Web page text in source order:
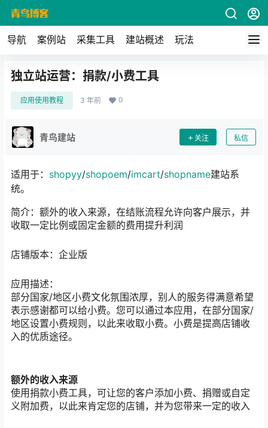
导航 案例站 采集工具 建站概述 玩法
独立站运营：捐款/小费工具
应用使用教程 3 年前 0
青鸟建站 关注 私信
适用于： shopyy/shopoem/imcart/shopname建站系
统。
简介：额外的收入来源，在结账流程允许向客户展示，并
收取一定比例或固定金额的费用提升利润
店铺版本：企业版
应用描述：
部分国家/地区小费文化氛围浓厚，别人的服务得满意希望
表示感谢都可以给小费。您可以通过本应用，在部分国家/
地区设置小费规则，以此来收取小费。小费是提高店铺收
入的优质途径。
额外的收入来源
使用捐款小费工具，可让您的客户添加小费、捐赠或自定
义附加费，以此来肯定您的店铺，并为您带来一定的收入